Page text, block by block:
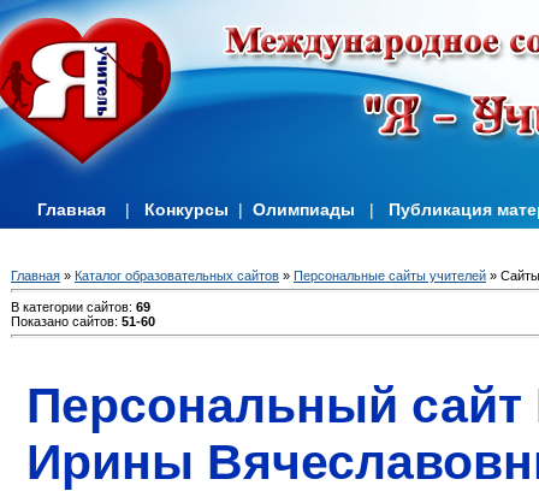
Главная | Конкурсы | Олимпиады | Публикация
Главная » Каталог образовательных сайтов » Персональные сайты учителей »
В категории сайтов: 69
Показано сайтов: 51-60
Персональный сайт
Ирины